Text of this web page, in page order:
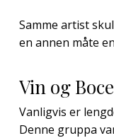
Samme artist
en annen måte
Vin og
Vanligvis er
Denne gruppa